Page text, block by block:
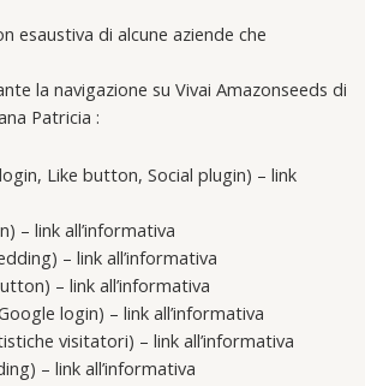
esaustiva di alcune aziende che
la navigazione su Vivai Amazonseeds di
Patricia :
Like button, Social plugin) – link
– link all’informativa
– link all’informativa
– link all’informativa
login) – link all’informativa
visitatori) – link all’informativa
– link all’informativa